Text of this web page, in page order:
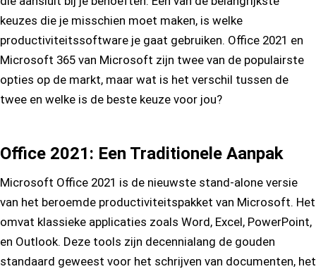
keuzes die je misschien moet maken, is welke
productiviteitssoftware je gaat gebruiken. Office 2021 en
Microsoft 365 van Microsoft zijn twee van de populairste
opties op de markt, maar wat is het verschil tussen de
twee en welke is de beste keuze voor jou?
Office 2021: Een Traditionele Aanpak
Microsoft Office 2021 is de nieuwste stand-alone versie
van het beroemde productiviteitspakket van Microsoft. Het
omvat klassieke applicaties zoals Word, Excel, PowerPoint,
en Outlook. Deze tools zijn decennialang de gouden
standaard geweest voor het schrijven van documenten, het